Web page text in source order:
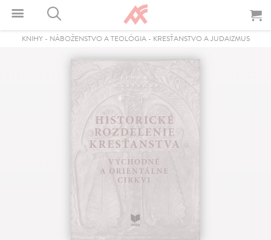
KNIHY- NÁBOŽENSTVO A TEOLÓGIA- KRESŤANSTVO A JUDAIZMUS